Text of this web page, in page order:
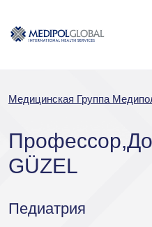
Медицинская Группа
GÜZEL
Педиатрия